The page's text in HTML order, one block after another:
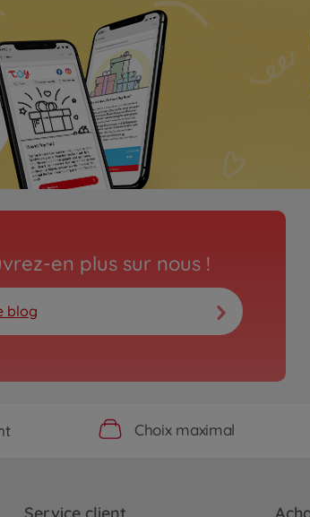
en plus sur nous !
blog
Choix maximal